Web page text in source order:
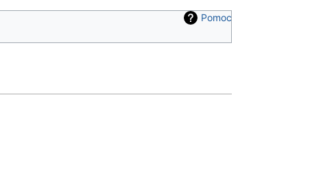
Pomoc